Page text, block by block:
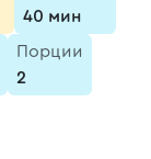
40 мин
Порции
2